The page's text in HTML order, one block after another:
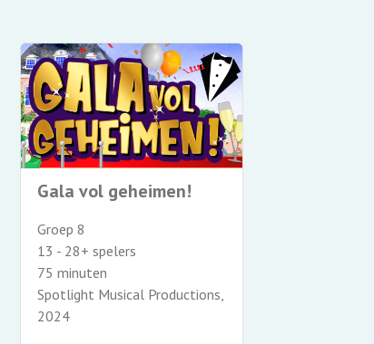
Gala vol geheimen!
Groep 8
13 - 28+ spelers
75 minuten
Spotlight Musical Productions,
2024